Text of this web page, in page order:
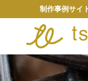
制作事例サイ